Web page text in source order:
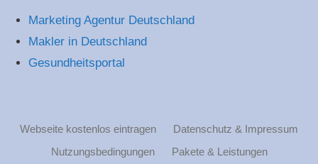
Marketing Agentur Deutschland
Makler in Deutschland
Gesundheitsportal
Webseite kostenlos eintragen
Datenschutz & Impressum
Nutzungsbedingungen
Pakete & Leistungen